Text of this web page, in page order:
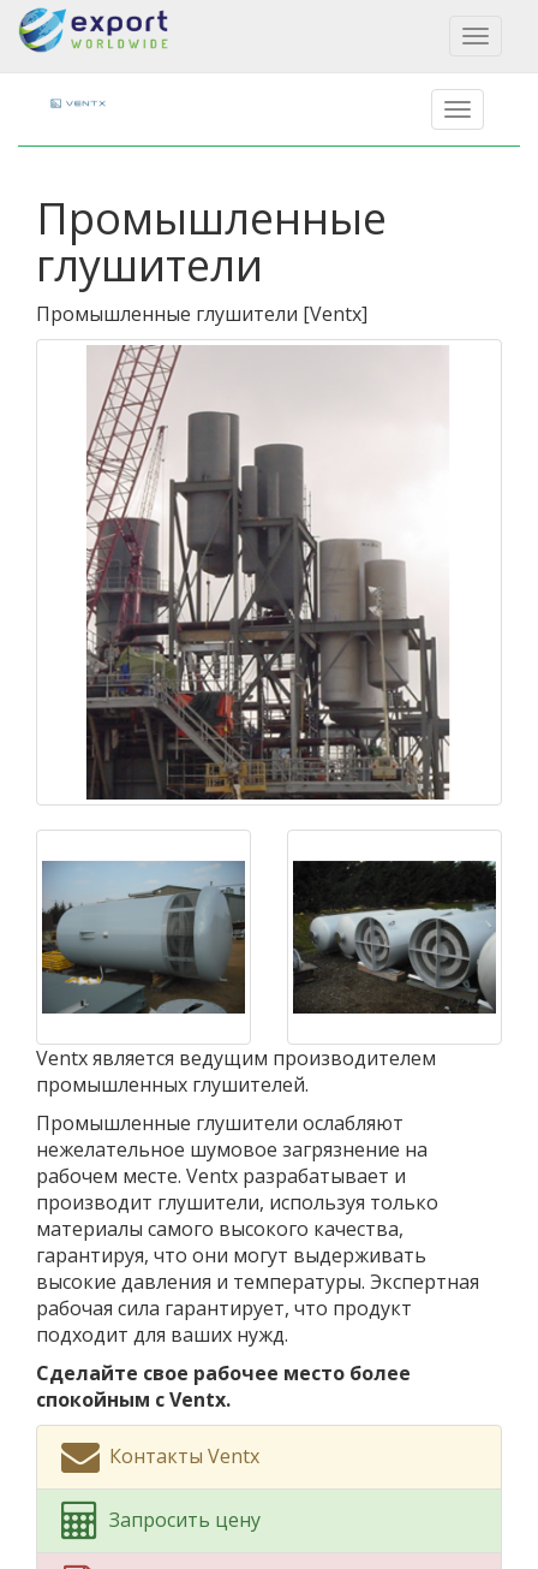
Toggle
Промышленные
глушители
Промышленные глушители [Ventx]
Ventx является ведущим производителем
промышленных глушителей.
Промышленные глушители ослабляют
нежелательное шумовое загрязнение на
рабочем месте. Ventx разрабатывает и
производит глушители, используя только
материалы самого высокого качества,
гарантируя, что они могут выдерживать
высокие давления и температуры. Экспертная
рабочая сила гарантирует, что продукт
подходит для ваших нужд.
Сделайте свое рабочее место более
спокойным с Ventx.
Контакты Ventx
Запросить цену